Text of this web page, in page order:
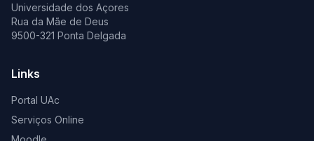
Universidade dos Açores
Rua da Mãe de Deus
9500-321 Ponta Delgada
Links
Portal UAc
Serviços Online